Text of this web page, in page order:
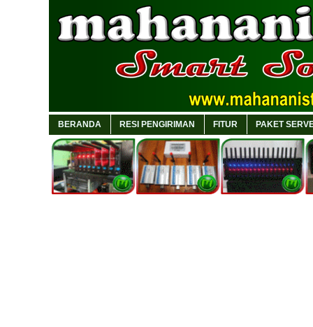
BERANDA RESI PENGIRIMAN FITUR PAKET